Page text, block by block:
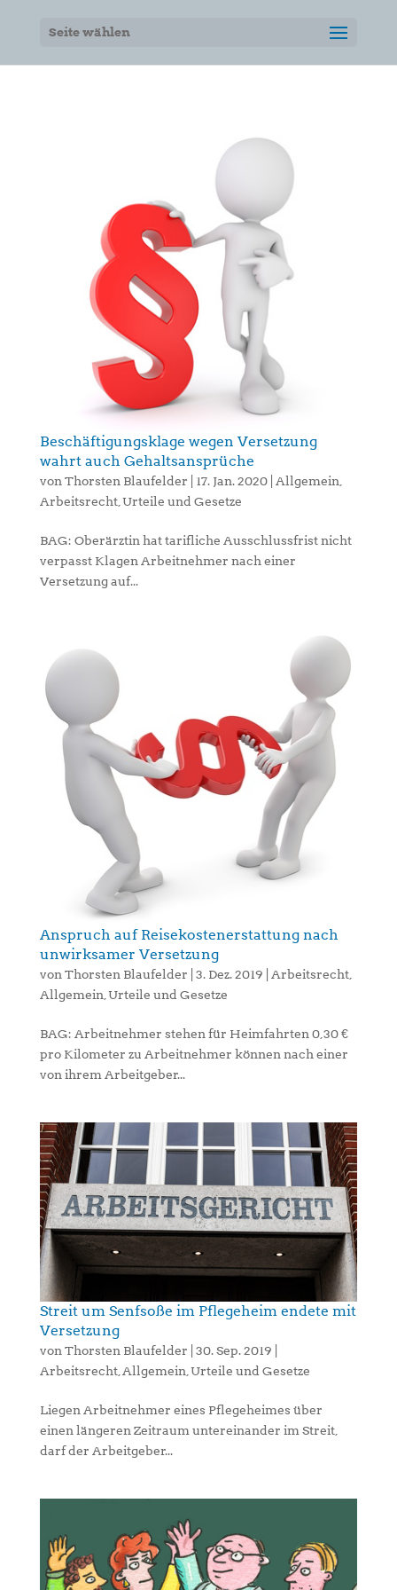
Seite wählen
Beschäftigungsklage wegen Versetzung
wahrt auch Gehaltsansprüche
vonThorsten Blaufelder 17. Jan. 2020| Allgemein,
Arbeitsrecht,Urteile und Gesetze
BAG: Oberärztin hat tarifliche Ausschlussfrist nicht
verpasst Klagen Arbeitnehmer nach einer
Versetzung auf...
Anspruch auf Reisekostenerstattung nach
unwirksamer Versetzung
von Thorsten Blaufelder 3. Dez. 2019 Arbeitsrecht,
Allgemein Urteile und Gesetze
BAG: Arbeitnehmer stehen für Heimfahrten 0,30 €
pro Kilometer zu Arbeitnehmer können nach einer
von ihrem Arbeitgeber...
Streit um Senfsoße im Pflegeheim endete mit
Versetzung
von Thorsten Blaufelder 30. Sep. 2019
Arbeitsrecht, Allgemein Urteile und Gesetze
Liegen Arbeitnehmer eines Pflegeheimes über
einen längeren Zeitraum untereinander im Streit,
darf der Arbeitgeber...